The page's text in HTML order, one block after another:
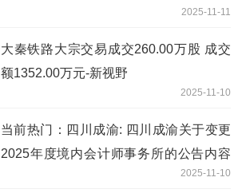
2025-11-11
大秦铁路大宗交易成交260.00万股 成交
额1352.00万元-新视野
2025-11-10
当前热门：四川成渝: 四川成渝关于变更
2025年度境内会计师事务所的公告内容
2025-11-10